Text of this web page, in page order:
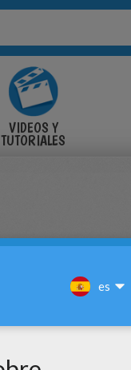
VIDEOS Y
TUTORIALES